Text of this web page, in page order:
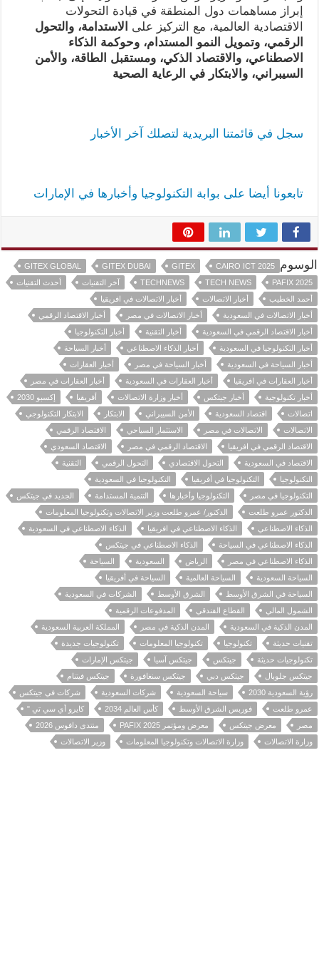
إبراز مساهمات دول المنطقة في قيادة التحولات
الاقتصادية العالمية، مع التركيز على
الاستدامة، والتحول
الرقمي، وتمويل النمو المستدام، وحوكمة الذكاء
الاصطناعي، والاقتصاد الذكي، ومستقبل الطاقة، والأمن
السيبراني، والابتكار في الرعاية الصحية
سجل في قائمتنا البريدية لتصلك آخر الأخبار
تابعونا أيضا على بوابة التكنولوجيا وأخبارها في الإمارات
الوسوم CAIRO ICT 2025
GITEX
GITEX DUBAI
GITEX GLOBAL
PAFIX 2025
TECH NEWS
TECHNEWS آخر التقنيات
أحدث التقنيات
أحمد الخطيب
أخبار الاتصالات
أخبار الاتصالات في افريقيا
أخبار الاتصالات في السعودية
أخبار الاتصالات في مصر
أخبار الاقتصاد الرقمي
أخبار الاقتصاد الرقمي في السعودية
أخبار التقنية
أخبار التكنولوجيا
أخبار التكنولوجيا في السعودية
أخبار الذكاء الاصطناعي
أخبار السياحة
أخبار السياحة في السعودية
أخبار السياحة في مصر
أخبار العقارات
أخبار العقارات في افريقيا
أخبار العقارات في السعودية
أخبار العقارات في مصر
أخبار تكنولوجية
أخبار جيتكس أخبار وزارة الاتصالات أفريقيا
إكسبو 2030
اتصالات
اقتصاد السعودية الأمن السيبراني الابتكار
الابتكار التكنولوجي
الاتصالات
الاتصالات في مصر الاستثمار السياحي
الاقتصاد الرقمي
الاقتصاد الرقمي في افريقيا
الاقتصاد الرقمي في مصر
الاقتصاد السعودي
الاقتصاد في السعودية
التحول الاقتصادي التحول الرقمي
التقنية
التكنولوجيا
التكنولوجيا في أفريقيا
التكنولوجيا في السعودية
التكنولوجيا في مصر
التكنولوجيا وأخبارها التنمية المستدامة
الجديد في جيتكس
الدكتور عمرو طلعت
الدكتور/ عمرو طلعت وزير الاتصالات وتكنولوجيا المعلومات
الذكاء الاصطناعي
الذكاء الاصطناعي في افريقيا
الذكاء الاصطناعي في السعودية
الذكاء الاصطناعي في السياحة
الذكاء الاصطناعي في جيتكس
الذكاء الاصطناعي في مصر
الرياض السعودية
السياحة
السياحة السعودية
السياحة العالمية
السياحة في أفريقيا
السياحة في الشرق الأوسط
الشرق الأوسط
الشركات في السعودية
الشمول المالي
القطاع الفندقي
المدفوعات الرقمية
المدن الذكية في السعودية
المدن الذكية في مصر
المملكة العربية السعودية
تقنيات حديثة
تكنولوجيا تكنولوجيا المعلومات
تكنولوجيات جديدة
تكنولوجيات حديثة
جيتكس جيتكس آسيا
جيتكس الإمارات
جيتكس جلوبال
جيتكس دبي جيتكس سنغافورة
جيتكس فيتنام
رؤية السعودية 2030
سياحة السعودية شركات السعودية
شركات في جيتكس
عمرو طلعت
فوربس الشرق الأوسط كأس العالم 2034
كايرو أي سي تي "
مصر
معرض جيتكس معرض ومؤتمر PAFIX 2025
منتدى دافوس 2026
وزارة الاتصالات
وزارة الاتصالات وتكنولوجيا المعلومات وزير الاتصالات